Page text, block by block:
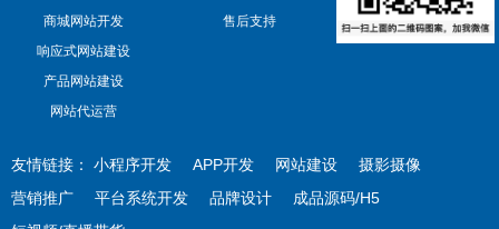
商城网站开发
响应式网站建设
产品网站建设
网站代运营
售后支持
友情链接： 小程序开发 APP开发 网站建设
摄影摄像
营销推广
平台系统开发 品牌设计
成品源码/H5